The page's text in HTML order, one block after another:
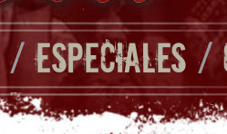
/ESPECIALES /